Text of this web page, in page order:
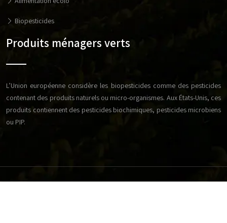
Biopesticides
Produits ménagers verts
L’Union européenne considère les biopesticides comme des pesticides
contenant des produits naturels ou micro-organismes. Aux États-Unis, ces
produits contiennent des pesticides biochimiques, pesticides microbiens
ou PIP.